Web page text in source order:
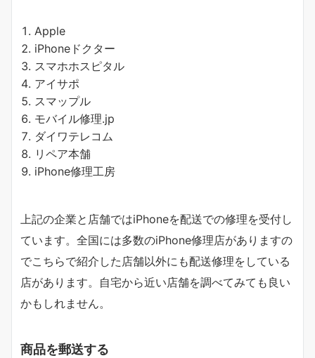
Apple
iPhoneドクター
スマホホスピタル
アイサポ
スマップル
モバイル修理.jp
ダイワテレコム
リペア本舗
iPhone修理工房
上記の企業と店舗ではiPhoneを配送での修理を受付し
ています。全国には多数のiPhone修理店がありますの
でこちらで紹介した店舗以外にも配送修理をしている
店があります。自宅から近い店舗を調べてみても良い
かもしれません。
商品を郵送する